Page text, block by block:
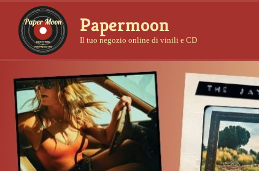
Papermoon
Il tuo negozio online di vinili e CD